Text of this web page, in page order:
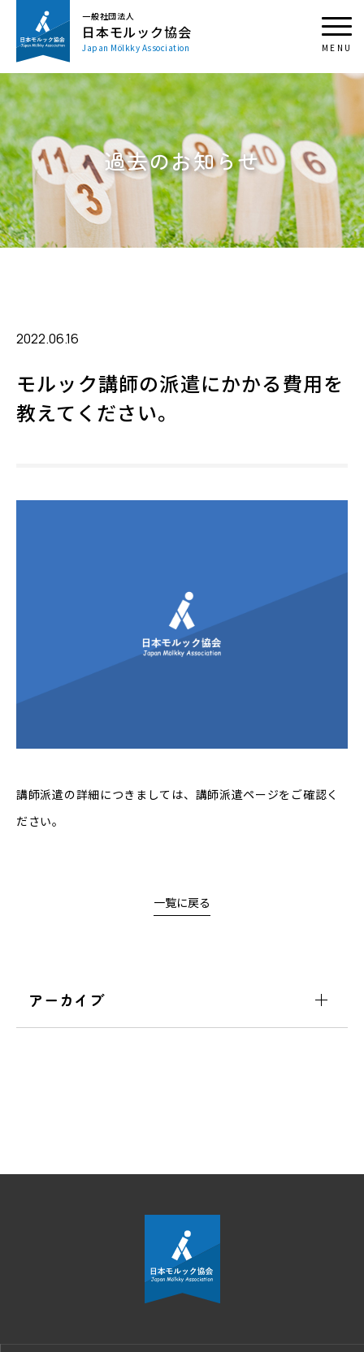
一般社団法人
日本モルック協会
Japan Mölkky Association
過去のお知らせ
2022.06.16
モルック講師の派遣にかかる費用を
教えてください。
講師派遣の詳細につきましては、 講師派遣ページをご確認く
ださい。
一覧に戻る
アーカイブ